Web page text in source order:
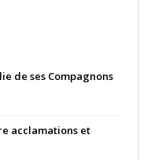
de ses Compagnons
acclamations et